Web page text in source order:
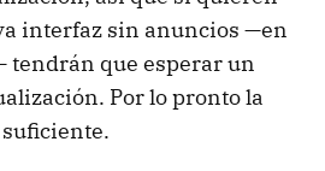
interfaz sin anuncios —en
tendrán que esperar un
Por lo pronto la